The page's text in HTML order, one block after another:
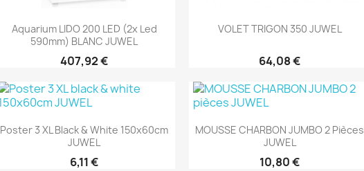
 Aperçu rapide
Aquarium LIDO 200 LED (2x Led
590mm) BLANC JUWEL
407,92 €
Aperçu rapide
VOLET TRIGON 350 JUWEL
64,08 €
 Aperçu rapide
Poster 3 XL Black & White 150x60cm
JUWEL
6,11 €
 Aperçu rapide
MOUSSE CHARBON JUMBO 2 Pièces
JUWEL
10,80 €